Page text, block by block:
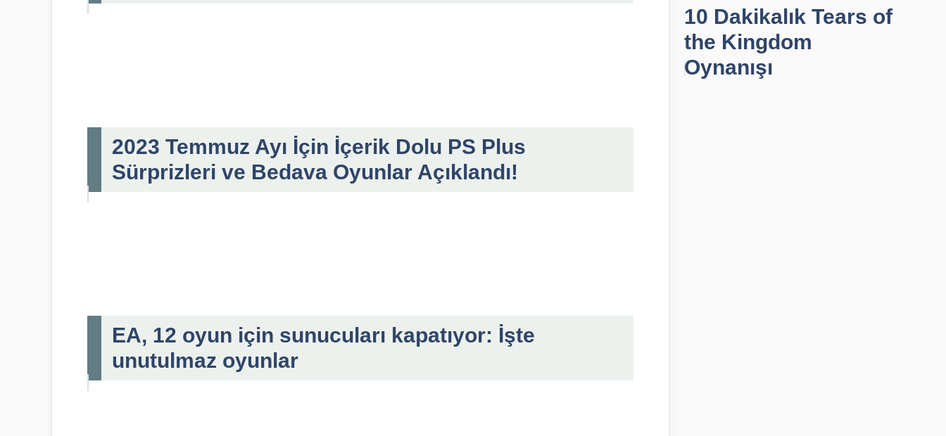
2023 Temmuz Ayı İçin İçerik Dolu PS Plus
Sürprizleri ve Bedava Oyunlar Açıklandı!
EA, 12 oyun için sunucuları kapatıyor: İşte
unutulmaz oyunlar
10 Dakikalık Tears of
the Kingdom
Oynanışı